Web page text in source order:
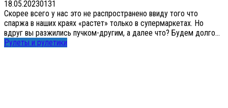
18.05.20230131
Скорее всего у нас это не распространено ввиду того что
спаржа в наших краях «растет» только в супермаркетах. Но
вдруг вы разжились пучком-другим, а далее что? Будем долго...
Рулеты и рулетики